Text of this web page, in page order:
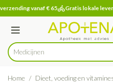
Ga naar de inhoud
1 van 1vanaf € 65 Gratis lokale
Menu
Product, merk, categorie...
Home / Dieet, voeding en